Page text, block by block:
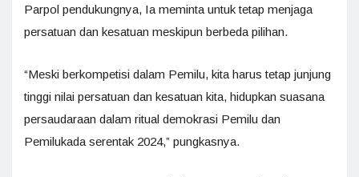
Parpol pendukungnya, Ia meminta untuk tetap menjaga
persatuan dan kesatuan meskipun berbeda pilihan.
“Meski berkompetisi dalam Pemilu, kita harus tetap junjung
tinggi nilai persatuan dan kesatuan kita, hidupkan suasana
persaudaraan dalam ritual demokrasi Pemilu dan
Pemilukada serentak 2024,” pungkasnya.